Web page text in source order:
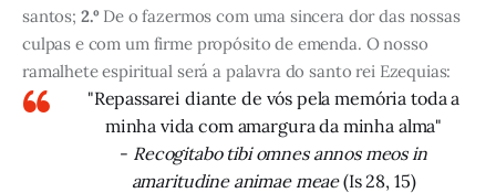
santos; 2.ºDe o fazermos com uma sincera dor das nossas
culpas e com um firme propósito de emenda. O nosso
ramalhete espiritual será a palavra do santo rei Ezequias:
"Repassarei diante de vós pela memória toda a
minha vida com amargura da minha alma"
- Recogitabo tibi omnes annos meos in
amaritudine animae meae(Is 28, 15)